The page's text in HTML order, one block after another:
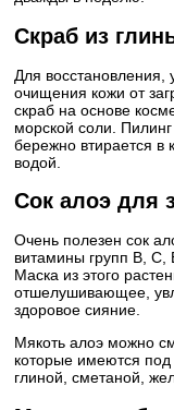
Скраб из
Для восстановления,
очищения кожи от
скраб на основе
морской соли.
бережно втирается в
водой.
Сок алоэ для
Очень полезен сок
витамины групп В, С,
Маска из этого
отшелушивающее,
здоровое сияние.
Мякоть алоэ можно
которые имеются
глиной, сметаной,